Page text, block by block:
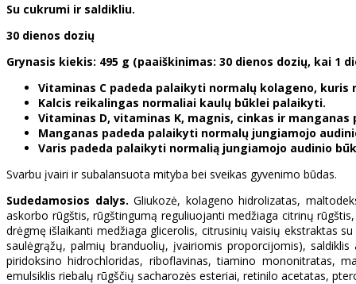
Su cukrumi ir saldikliu.
30 dienos dozių
Grynasis kiekis: 495 g (paaiškinimas: 30 dienos dozių, kai 1
Vitaminas C padeda palaikyti normalų kolageno,
Kalcis reikalingas normaliai kaulų būklei palaikyti.
Vitaminas D, vitaminas K, magnis, cinkas ir
Manganas padeda palaikyti normalų jungiamojo
Varis padeda palaikyti normalią jungiamojo audinio
Svarbu įvairi ir subalansuota mityba bei sveikas gyvenimo būdas.
Sudedamosios dalys. Gliukozė, kolageno hidrolizatas,
askorbo rūgštis, rūgštingumą reguliuojanti medžiaga citrinų
drėgmę išlaikanti medžiaga glicerolis, citrusinių vaisių ekstraktas
saulėgrąžų, palmių branduolių, įvairiomis proporcijomis),
piridoksino hidrochloridas, riboflavinas, tiamino mononitratas,
emulsiklis riebalų rūgščių sacharozės esteriai, retinilo acetatas,